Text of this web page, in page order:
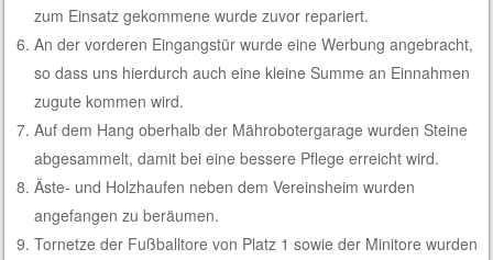
zum Einsatz gekommene wurde zuvor repariert.
An der vorderen Eingangstür wurde eine Werbung angebracht,
so dass uns hierdurch auch eine kleine Summe an Einnahmen
zugute kommen wird.
Auf dem Hang oberhalb der Mährobotergarage wurden Steine
abgesammelt, damit bei eine bessere Pflege erreicht wird.
Äste- und Holzhaufen neben dem Vereinsheim wurden
angefangen zu beräumen.
Tornetze der Fußballtore von Platz 1 sowie der Minitore wurden